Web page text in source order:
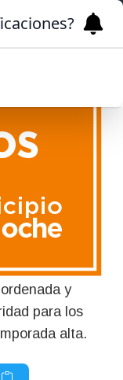
los
y
para los
alta.